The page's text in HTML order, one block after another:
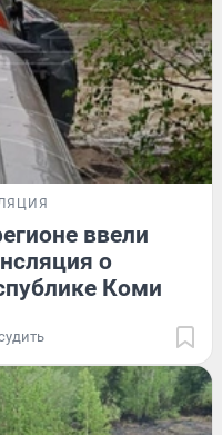
ввели
о
Коми